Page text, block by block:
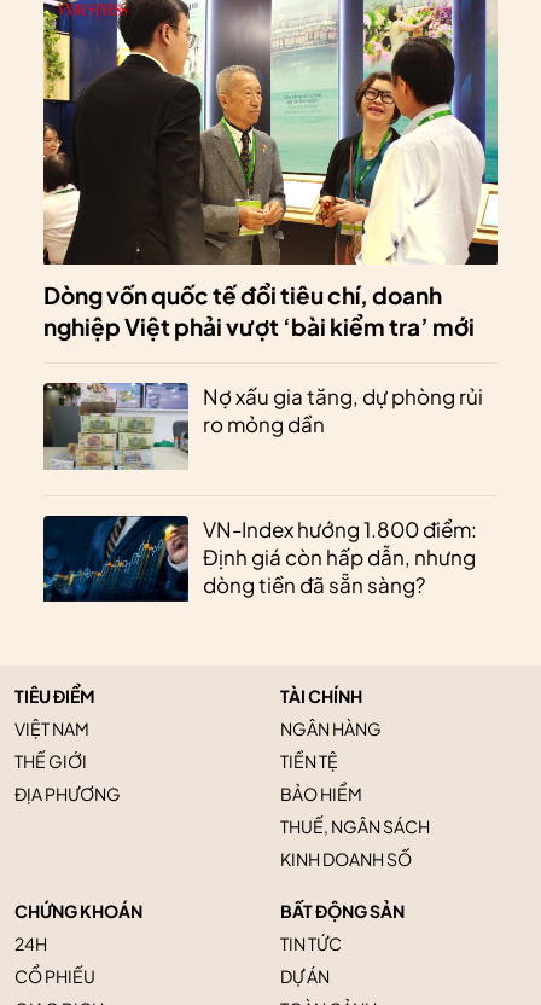
Dòng vốn quốc tế đổi tiêu chí, doanh
nghiệp Việt phải vượt ‘bài kiểm tra’ mới
Nợ xấu gia tăng, dự phòng rủi
ro mỏng dần
VN-Index hướng 1.800 điểm:
Định giá còn hấp dẫn, nhưng
dòng tiền đã sẵn sàng?
TIÊU ĐIỂM
VIỆT NAM
THẾ GIỚI
ĐỊA PHƯƠNG
TÀI CHÍNH
NGÂN HÀNG
TIỀN TỆ
BẢO HIỂM
THUẾ, NGÂN SÁCH
KINH DOANH SỐ
CHỨNG KHOÁN
24H
CỔ PHIẾU
BẤT ĐỘNG SẢN
TIN TỨC
DỰ ÁN